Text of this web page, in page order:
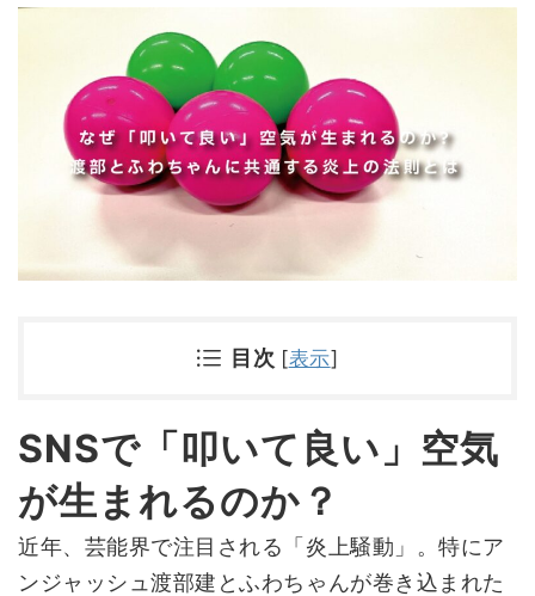
目次 [表示]
SNSで「叩いて良い」空気
が生まれるのか？
近年、芸能界で注目される「炎上騒動」。特にア
ンジャッシュ渡部建とふわちゃんが巻き込まれた